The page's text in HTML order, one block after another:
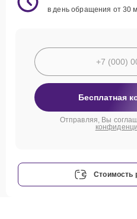
в день обращения от 30
Бесплатная
Отправляя, Вы
Стоимость